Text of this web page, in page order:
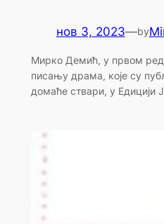
нов 3, 2023—by
Мирко Демић, у првом
писању драма, које су
домаће ствари, у Едицији